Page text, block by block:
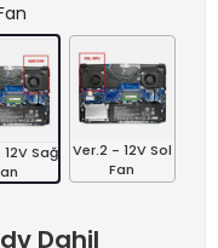
Sağ
Ver.2 - 12V Sol
Fan
Dahil